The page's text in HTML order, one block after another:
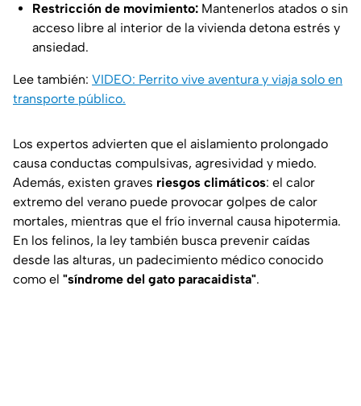
Restricción de movimiento: Mantenerlos atados o sin
acceso libre al interior de la vivienda detona estrés y
ansiedad.
Lee también: VIDEO: Perrito vive aventura y viaja solo en
transporte público.
Los expertos advierten que el aislamiento prolongado
causa conductas compulsivas, agresividad y miedo.
Además, existen graves riesgos climáticos: el calor
extremo del verano puede provocar golpes de calor
mortales, mientras que el frío invernal causa hipotermia.
En los felinos, la ley también busca prevenir caídas
desde las alturas, un padecimiento médico conocido
como el "síndrome del gato paracaidista".